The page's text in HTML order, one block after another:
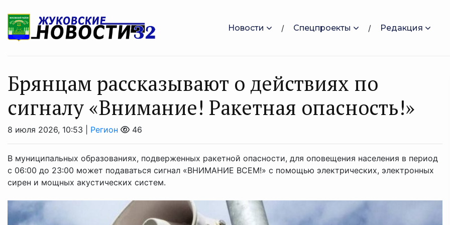
Новости Спецпроекты Редакция
Брянцам рассказывают о действиях по
сигналу «Внимание! Ракетная опасность!»
8 июля 2026, 10:53 | Регион 46
В муниципальных образованиях, подверженных ракетной опасности, для оповещения населения в период
с 06:00 до 23:00 может подаваться сигнал «ВНИМАНИЕ ВСЕМ!» с помощью электрических, электронных
сирен и мощных акустических систем.